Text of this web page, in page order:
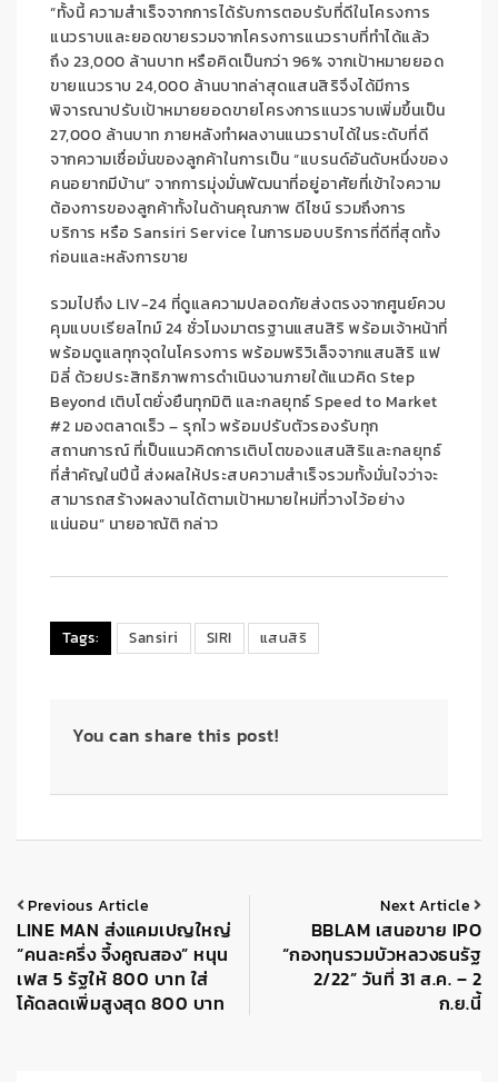
“ทั้งนี้ ความสำเร็จจากการได้รับการตอบรับที่ดีในโครงการ
แนวราบและยอดขายรวมจากโครงการแนวราบที่ทำได้แล้ว
ถึง23,000 ล้านบาท หรือคิดเป็นกว่า96% จากเป้าหมายยอด
ขายแนวราบ 24,000 ล้านบาทล่าสุดแสนสิริจึงได้มีการ
พิจารณาปรับเป้าหมายยอดขายโครงการแนวราบเพิ่มขึ้นเป็น
27,000 ล้านบาท ภายหลังทำผลงานแนวราบได้ในระดับที่ดี
จากความเชื่อมั่นของลูกค้าในการเป็น“แบรนด์อันดับหนึ่งของ
คนอยากมีบ้าน” จากการมุ่งมั่นพัฒนาที่อยู่อาศัยที่เข้าใจความ
ต้องการของลูกค้าทั้งในด้านคุณภาพ ดีไซน์ รวมถึงการ
บริการ หรือ Sansiri Service ในการมอบบริการที่ดีที่สุดทั้ง
ก่อนและหลังการขาย
รวมไปถึงLIV-24 ที่ดูแลความปลอดภัยส่งตรงจากศูนย์ควบ
คุมแบบเรียลไทม์ 24 ชั่วโมงมาตรฐานแสนสิริ พร้อมเจ้าหน้าที่
พร้อมดูแลทุกจุดในโครงการ พร้อมพริวิเล็จจากแสนสิริ แฟ
มิลี่ ด้วยประสิทธิภาพการดำเนินงานภายใต้แนวคิดStep
Beyond เติบโตยั่งยืนทุกมิติ และกลยุทธ์Speed to Market
#2 มองตลาดเร็ว– รุกไว พร้อมปรับตัวรองรับทุก
สถานการณ์ ที่เป็นแนวคิดการเติบโตของแสนสิริและกลยุทธ์
ที่สำคัญในปีนี้ ส่งผลให้ประสบความสำเร็จรวมทั้งมั่นใจว่าจะ
สามารถสร้างผลงานได้ตามเป้าหมายใหม่ที่วางไว้อย่าง
แน่นอน” นายอาณัติ กล่าว
Tags: Sansiri SIRI แสนสิริ
You can share this post!
Previous Article
LINE MAN ส่งแคมเปญใหญ่
“คนละครึ่ง จึ้งคูณสอง” หนุน
เฟส 5 รัฐให้ 800 บาท ใส่
โค้ดลดเพิ่มสูงสุด 800 บาท
Next Article
BBLAM เสนอขาย IPO
“กองทุนรวมบัวหลวงธนรัฐ
2/22” วันที่ 31 ส.ค. – 2
ก.ย.นี้